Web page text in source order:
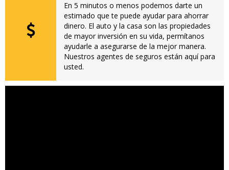
En 5 minutos o menos podemos darte un
estimado que te puede ayudar para ahorrar
dinero. El auto y la casa son las propiedades
de mayor inversión en su vida, permítanos
ayudarle a asegurarse de la mejor manera.
Nuestros agentes de seguros están aquí para
usted.